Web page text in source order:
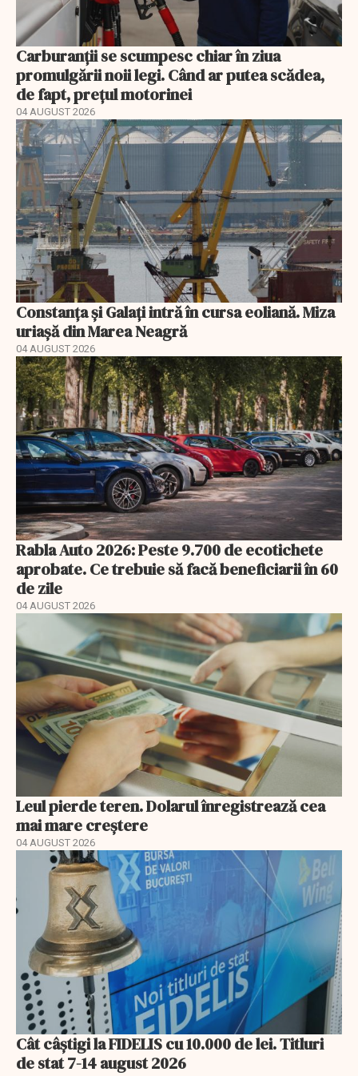
Carburanții se scumpesc chiar în ziua
promulgării noii legi. Când ar putea scădea,
de fapt, prețul motorinei
04 AUGUST 2026
Constanța și Galați intră în cursa eoliană. Miza
uriașă din Marea Neagră
04 AUGUST 2026
Rabla Auto 2026: Peste 9.700 de ecotichete
aprobate. Ce trebuie să facă beneficiarii în 60
de zile
04 AUGUST 2026
Leul pierde teren. Dolarul înregistrează cea
mai mare creștere
04 AUGUST 2026
Cât câștigi la FIDELIS cu 10.000 de lei. Titluri
de stat 7-14 august 2026